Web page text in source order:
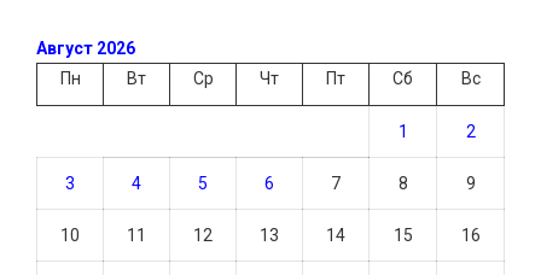
Август 2026
Пн
Вт Ср Чт Пт Сб Вс
1 2
3 4 5 6 7 8 9
10 11 12 13 14 15 16